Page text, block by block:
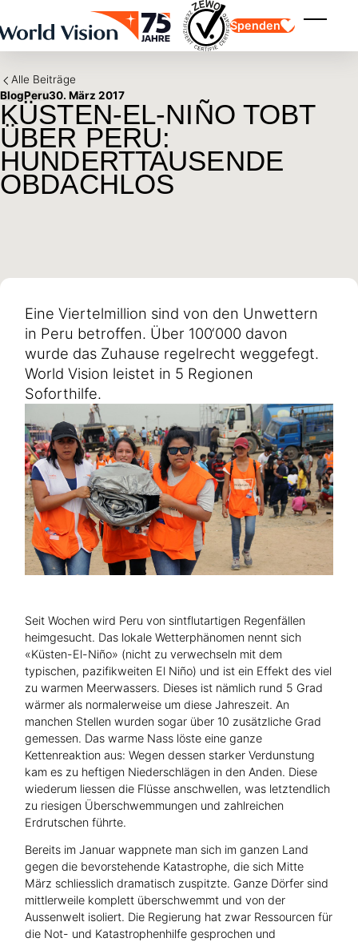
Spenden
Kinderpatenschaft
Kinderpatenschaft
Testament und Legat
Erdbeben Venezuela
Hilfe für Ukraine
Hilfe für Sudan
Hilfe für Afghanistan
Alle Nothilfe-Projekte
Mittelverwendung
Jahresbericht und Finanzen
Afrika
Asien
Lateinamerika
Naher Osten und Europa
Alle Beiträge
BlogPeru30. März 2017
KÜSTEN-EL-NIÑO TOBT
ÜBER PERU:
HUNDERTTAUSENDE
OBDACHLOS
Eine Viertelmillion sind von den Unwettern
in Peru betroffen. Über 100‘000 davon
wurde das Zuhause regelrecht weggefegt.
World Vision leistet in 5 Regionen
Soforthilfe.
Seit Wochen wird Peru von sintflutartigen Regenfällen
heimgesucht. Das lokale Wetterphänomen nennt sich
«Küsten-El-Niño» (nicht zu verwechseln mit dem
typischen, pazifikweiten El Niño) und ist ein Effekt des viel
zu warmen Meerwassers. Dieses ist nämlich rund 5 Grad
wärmer als normalerweise um diese Jahreszeit. An
manchen Stellen wurden sogar über 10 zusätzliche Grad
gemessen. Das warme Nass löste eine ganze
Kettenreaktion aus: Wegen dessen starker Verdunstung
kam es zu heftigen Niederschlägen in den Anden. Diese
wiederum liessen die Flüsse anschwellen, was letztendlich
zu riesigen Überschwemmungen und zahlreichen
Erdrutschen führte.
Bereits im Januar wappnete man sich im ganzen Land
gegen die bevorstehende Katastrophe, die sich Mitte
März schliesslich dramatisch zuspitzte. Ganze Dörfer sind
mittlerweile komplett überschwemmt und von der
Aussenwelt isoliert. Die Regierung hat zwar Ressourcen für
die Not- und Katastrophenhilfe gesprochen und